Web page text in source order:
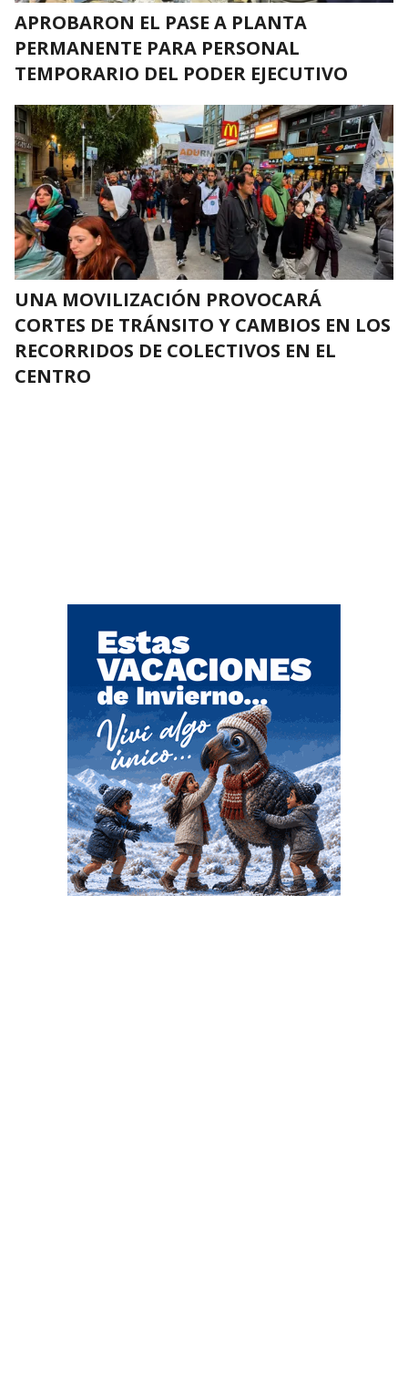
APROBARON EL PASE A PLANTA
PERMANENTE PARA PERSONAL
TEMPORARIO DEL PODER EJECUTIVO
UNA MOVILIZACIÓN PROVOCARÁ
CORTES DE TRÁNSITO Y CAMBIOS EN LOS
RECORRIDOS DE COLECTIVOS EN EL
CENTRO